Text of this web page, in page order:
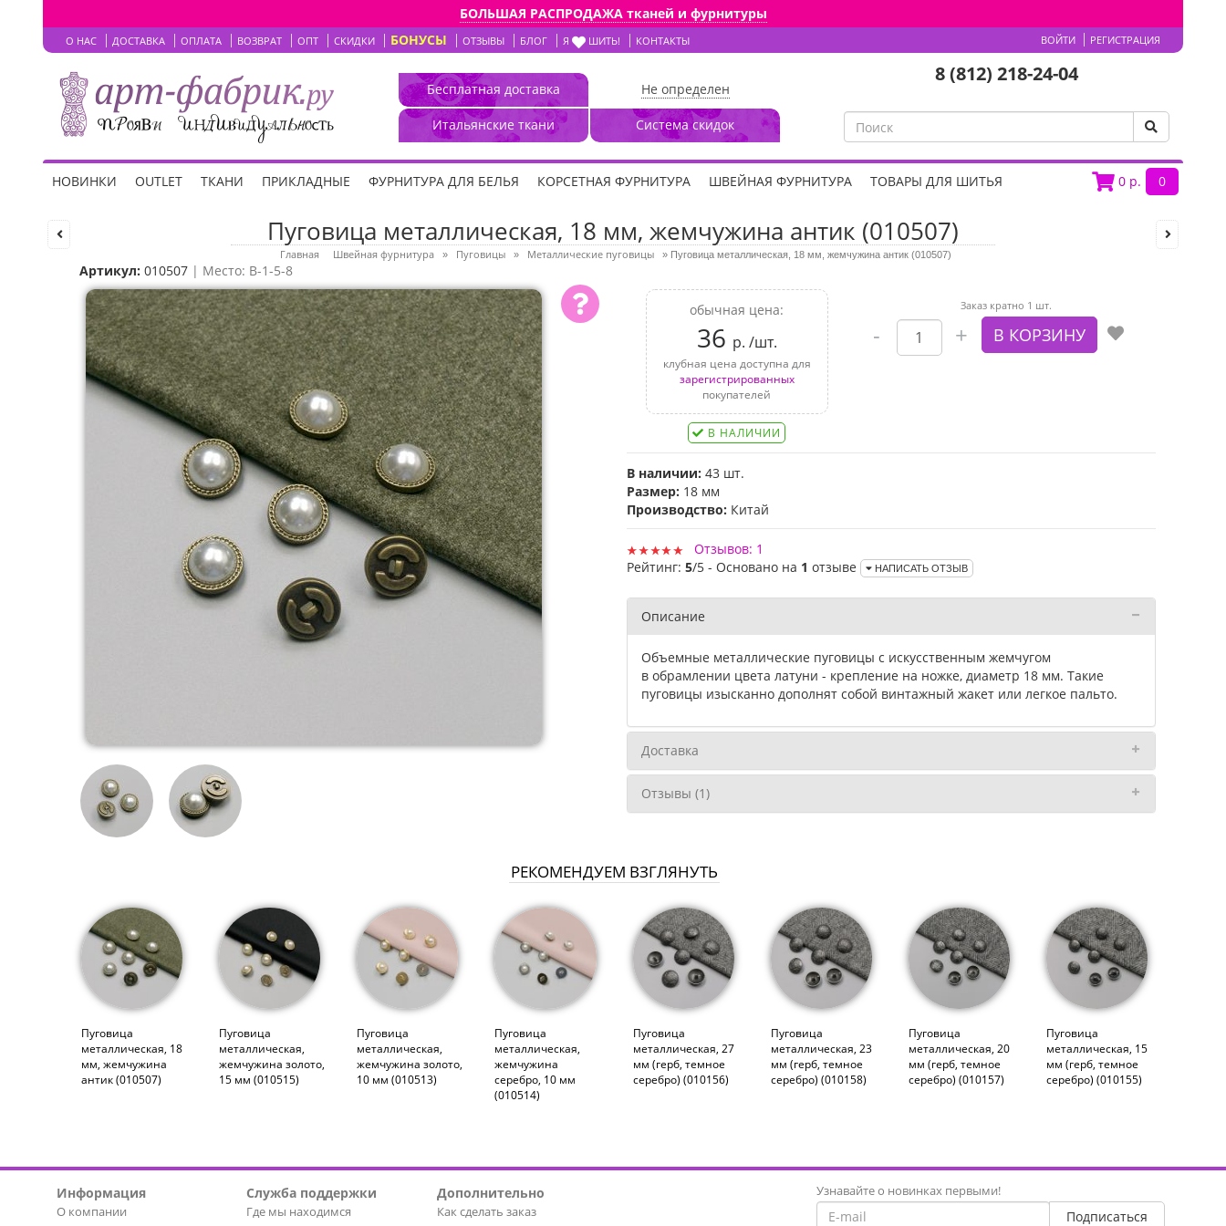
БОЛЬШАЯ РАСПРОДАЖА тканей и фурнитуры
О НАС ДОСТАВКА ОПЛАТА ВОЗВРАТ ОПТ СКИДКИ БОНУСЫ ОТЗЫВЫ БЛОГ Я ШИТЬ! КОНТАКТЫ ВОЙТИ РЕГИСТРАЦИЯ
Бесплатная доставка
Итальянские ткани
Не определен
Система скидок
8 (812) 218-24-04
0 р. 0
НОВИНКИ OUTLET ТКАНИ ПРИКЛАДНЫЕ ФУРНИТУРА ДЛЯ БЕЛЬЯ КОРСЕТНАЯ ФУРНИТУРА ШВЕЙНАЯ ФУРНИТУРА ТОВАРЫ ДЛЯ ШИТЬЯ
Пуговица металлическая, 18 мм, жемчужина антик (010507)
Главная Швейная фурнитура » Пуговицы » Металлические пуговицы » Пуговица металлическая, 18 мм, жемчужина антик (010507)
Артикул: 010507 | Место: B-1-5-8
обычная цена:
36 р. /шт.
клубная цена доступна для
зарегистрированных
покупателей
В НАЛИЧИИ
Заказ кратно 1 шт.
В наличии: 43 шт.
Размер: 18 мм
Производство: Китай
Отзывов: 1
Рейтинг: 5/5 - Основано на 1 отзыве НАПИСАТЬ ОТЗЫВ
Описание
Объемные металлические пуговицы с искусственным жемчугом
в обрамлении цвета латуни - крепление на ножке, диаметр 18 мм. Такие
пуговицы изысканно дополнят собой винтажный жакет или легкое пальто.
Доставка
Отзывы (1)
РЕКОМЕНДУЕМ ВЗГЛЯНУТЬ
Пуговица
металлическая, 18
мм, жемчужина
антик (010507)
Пуговица
металлическая,
жемчужина золото,
15 мм (010515)
Пуговица
металлическая,
жемчужина золото,
10 мм (010513)
Пуговица
металлическая,
жемчужина
серебро, 10 мм
(010514)
Пуговица
металлическая, 27
мм (герб, темное
серебро) (010156)
Пуговица
металлическая, 23
мм (герб, темное
серебро) (010158)
Пуговица
металлическая, 20
мм (герб, темное
серебро) (010157)
Пуговица
металлическая, 15
мм (герб, темное
серебро) (010155)
Информация
О компании
Служба поддержки
Где мы находимся
Дополнительно
Как сделать заказ
Узнавайте о новинках первыми!